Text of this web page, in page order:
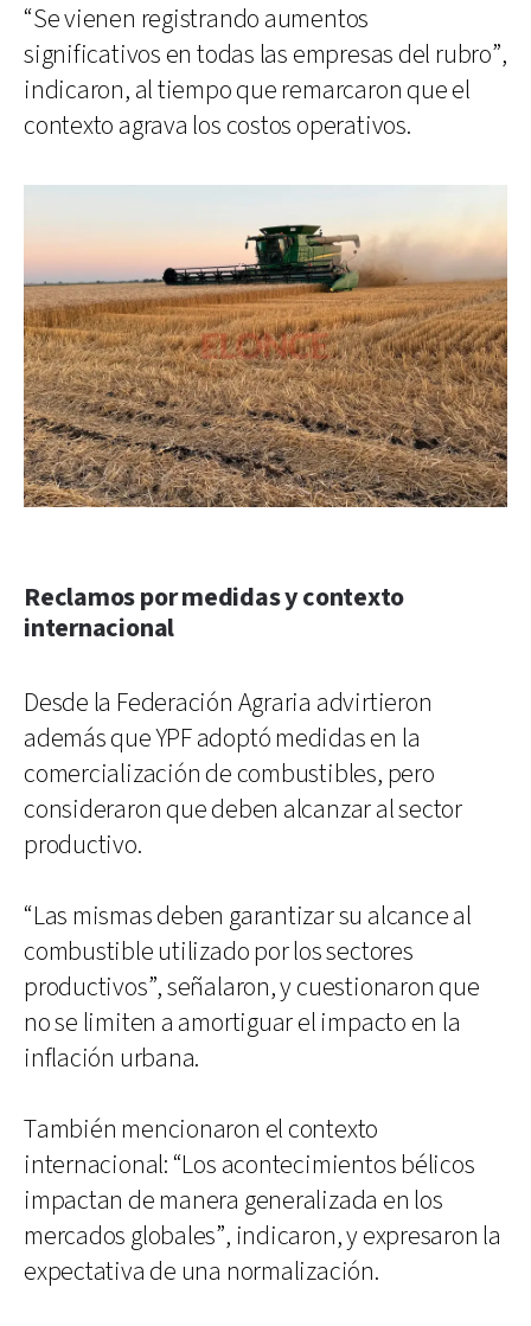
“Se vienen registrando aumentos
significativos en todas las empresas del rubro”,
indicaron, al tiempo que remarcaron que el
contexto agrava los costos operativos.
Reclamos por medidas y contexto
internacional
Desde la Federación Agraria advirtieron
además que YPF adoptó medidas en la
comercialización de combustibles, pero
consideraron que deben alcanzar al sector
productivo.
“Las mismas deben garantizar su alcance al
combustible utilizado por los sectores
productivos”, señalaron, y cuestionaron que
no se limiten a amortiguar el impacto en la
inflación urbana.
También mencionaron el contexto
internacional: “Los acontecimientos bélicos
impactan de manera generalizada en los
mercados globales”, indicaron, y expresaron la
expectativa de una normalización.